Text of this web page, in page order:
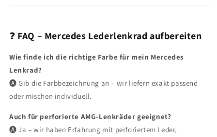
❓ FAQ – Mercedes Lederlenkrad aufbereiten
Wie finde ich die richtige Farbe für mein Mercedes
Lenkrad?
🅐 Gib die Farbbezeichnung an – wir liefern exakt passend
oder mischen individuell.
Auch für perforierte AMG-Lenkräder geeignet?
🅐 Ja – wir haben Erfahrung mit perforiertem Leder,